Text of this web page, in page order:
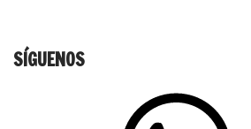
SÍGUENOS